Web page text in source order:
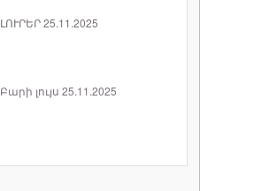
ԼՈՒՐԵՐ 25.11.2025
Բարի լույս 25.11.2025